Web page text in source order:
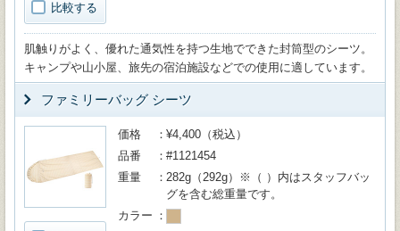
比較する
肌触りがよく、優れた通気性を持つ生地でできた封筒型のシーツ。
キャンプや山小屋、旅先の宿泊施設などでの使用に適しています。
ファミリーバッグ シーツ
価格
¥4,400（税込）
品番
#1121454
重量
282g（292g）※（ ）内はスタッフバッ
グを含む総重量です。
カラー